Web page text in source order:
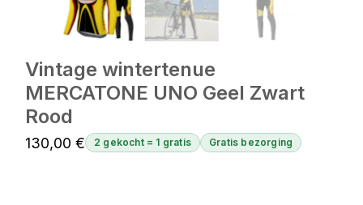
Vintage wintertenue
MERCATONE UNO Geel Zwart
Rood
130,00 € 2 gekocht = 1 gratis Gratis bezorging